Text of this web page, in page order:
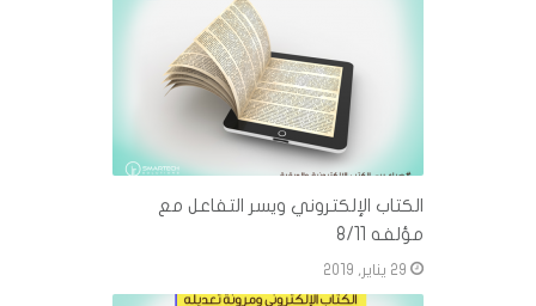
الكتاب الإلكتروني ويسر التفاعل مع
مؤلفه 8/11